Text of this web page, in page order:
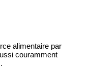
alimentaire par
couramment